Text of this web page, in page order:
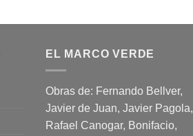
EL MARCO VERDE
Obras de: Fernando Bellver,
Javier de Juan, Javier Pagola,
Rafael Canogar, Bonifacio,